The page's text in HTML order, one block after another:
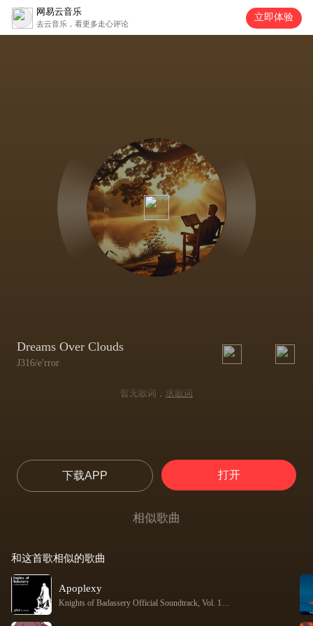
网易云音乐
去云音乐，看更多走心评论
立即体验
Dreams Over Clouds
J316/e'rror
暂无歌词， 求歌词
下载APP 打开
相似歌曲
和这首歌相似的歌曲
Apoplexy